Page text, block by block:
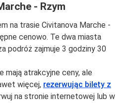
- Rzym
na trasie Civitanova Marche -
cenowo. Te dwa miasta
podróż zajmuje 3 godziny 30
mają atrakcyjne ceny, ale
więcej, rezerwując bilety z
na stronie internetowej lub w